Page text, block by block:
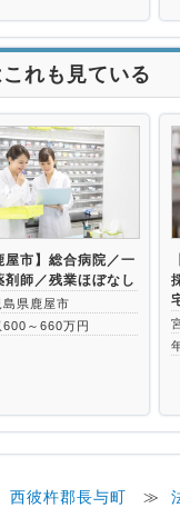
れも見ている
屋市】総合病院／一
剤師／残業ほぼなし
島県鹿屋市
600～660万円
西彼杵郡長与町 ≫